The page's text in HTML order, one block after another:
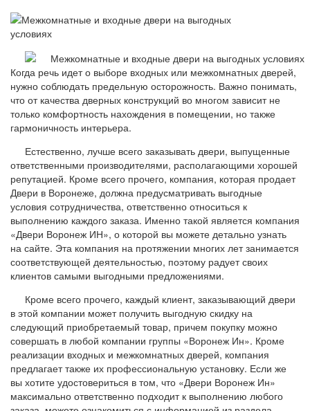
Когда речь идет о выборе входных или межкомнатных дверей,
нужно соблюдать предельную осторожность. Важно понимать,
что от качества дверных конструкций во многом зависит не
только комфортность нахождения в помещении, но также
гармоничность интерьера.
Естественно, лучше всего заказывать двери, выпущенные
ответственными производителями, располагающими хорошей
репутацией. Кроме всего прочего, компания, которая продает
Двери в Воронеже, должна предусматривать выгодные
условия сотрудничества, ответственно относиться к
выполнению каждого заказа. Именно такой является компания
«Двери Воронеж ИН», о которой вы можете детально узнать
на сайте. Эта компания на протяжении многих лет занимается
соответствующей деятельностью, поэтому радует своих
клиентов самыми выгодными предложениями.
Кроме всего прочего, каждый клиент, заказывающий двери
в этой компании может получить выгодную скидку на
следующий приобретаемый товар, причем покупку можно
совершать в любой компании группы «Воронеж Ин». Кроме
реализации входных и межкомнатных дверей, компания
предлагает также их профессиональную установку. Если же
вы хотите удостовериться в том, что «Двери Воронеж Ин»
максимально ответственно подходит к выполнению любого